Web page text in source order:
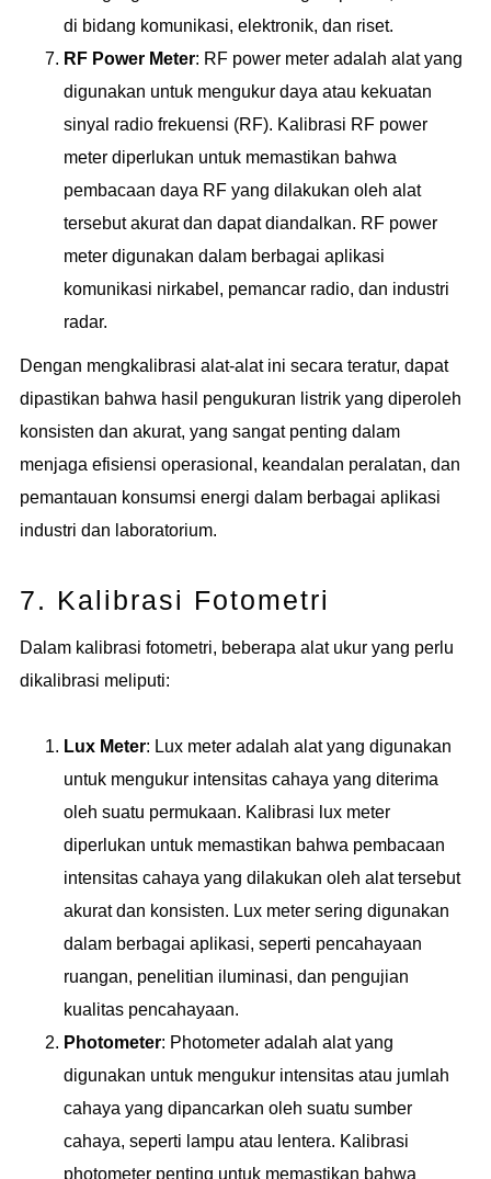
di bidang komunikasi, elektronik, dan riset.
RF Power Meter: RF power meter adalah alat yang
digunakan untuk mengukur daya atau kekuatan
sinyal radio frekuensi (RF). Kalibrasi RF power
meter diperlukan untuk memastikan bahwa
pembacaan daya RF yang dilakukan oleh alat
tersebut akurat dan dapat diandalkan. RF power
meter digunakan dalam berbagai aplikasi
komunikasi nirkabel, pemancar radio, dan industri
radar.
Dengan mengkalibrasi alat-alat ini secara teratur, dapat
dipastikan bahwa hasil pengukuran listrik yang diperoleh
konsisten dan akurat, yang sangat penting dalam
menjaga efisiensi operasional, keandalan peralatan, dan
pemantauan konsumsi energi dalam berbagai aplikasi
industri dan laboratorium.
7. Kalibrasi Fotometri
Dalam kalibrasi fotometri, beberapa alat ukur yang perlu
dikalibrasi meliputi:
Lux Meter: Lux meter adalah alat yang digunakan
untuk mengukur intensitas cahaya yang diterima
oleh suatu permukaan. Kalibrasi lux meter
diperlukan untuk memastikan bahwa pembacaan
intensitas cahaya yang dilakukan oleh alat tersebut
akurat dan konsisten. Lux meter sering digunakan
dalam berbagai aplikasi, seperti pencahayaan
ruangan, penelitian iluminasi, dan pengujian
kualitas pencahayaan.
Photometer: Photometer adalah alat yang
digunakan untuk mengukur intensitas atau jumlah
cahaya yang dipancarkan oleh suatu sumber
cahaya, seperti lampu atau lentera. Kalibrasi
photometer penting untuk memastikan bahwa